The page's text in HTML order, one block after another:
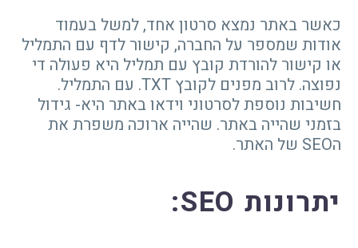
כאשר באתר נמצא סרטון אחד, למשל בעמוד
אודות שמספר על החברה, קישור לדף עם התמליל
או קישור להורדת קובץ עם תמליל היא פעולה די
נפוצה. לרוב מפנים לקובץ TXT. עם התמליל.
חשיבות נוספת לסרטוני וידאו באתר היא- גידול
בזמני שהייה באתר. שהייה ארוכה משפרת את
הSEO של האתר.
יתרונות SEO
: